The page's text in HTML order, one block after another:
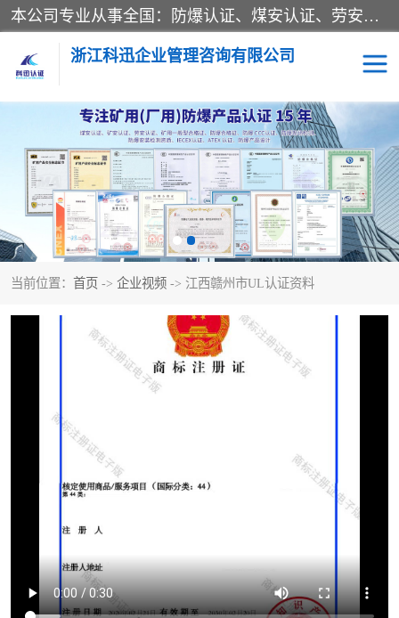
本公司专业从事全国：防爆认证、煤安认证、劳安认证、体系认证、产品认证、ATEX认证、IECEX认证、消防产品认证、生产认可证、验厂指导、认证技术支持、企业管理策划等一站式咨询服务。 用我们的智慧、经验、真诚与勤恳，分享成长的喜悦！ 全国24小时咨询热线：* 认证咨询：张老师（全国*）
浙江科迅企业管理咨询有限公司
当前位置： 首页 -> 企业视频 -> 江西赣州市UL认证资料
煤安认证 防爆CCC认证
防爆合格证 矿安认证
劳安认证